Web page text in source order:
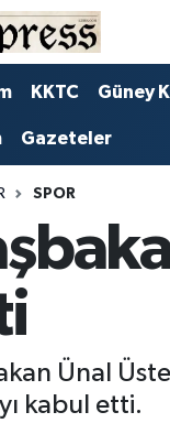
KKTC Güney
Gazeteler
SPOR
Ünal
kabul etti.
ve Fikstür